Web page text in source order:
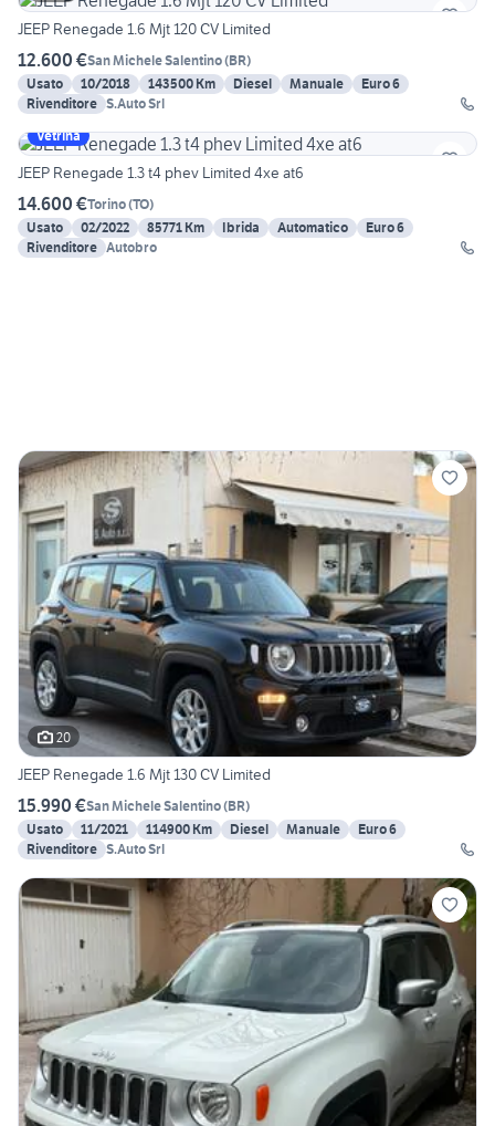
JEEP Renegade 1.6 Mjt 120 CV Limited
12.600 €San Michele Salentino(BR)
Usato
10/2018 143500 Km Diesel Manuale
Euro 6
Rivenditore S.Auto Srl
Vetrina
JEEP Renegade 1.3 t4 phev Limited 4xe at6
14.600 €Torino(TO)
Usato
02/2022 85771 Km Ibrida Automatico
Euro 6
Rivenditore Autobro
20
JEEP Renegade 1.6 Mjt 130 CV Limited
15.990 €San Michele Salentino(BR)
Usato
11/2021 114900 Km Diesel Manuale
Euro 6
Rivenditore S.Auto Srl